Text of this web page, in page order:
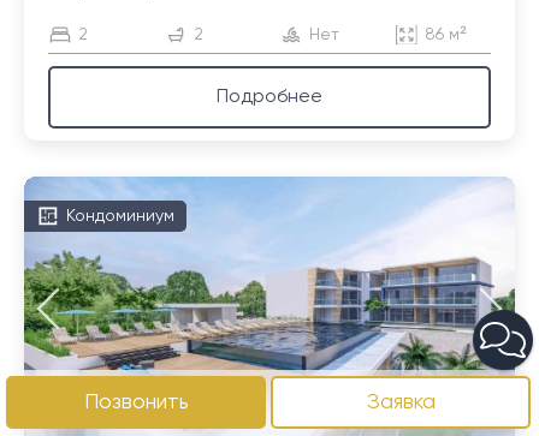
2 2 Нет 86 м²
Подробнее
Кондоминиум
Позвонить Заявка